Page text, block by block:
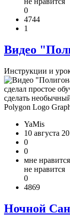
0
4744
1
Видео
Инструкции и
сделал простое
сделать
Polygon Logo
YaMis
10 августа
0
0
мне нравится
не нравится
0
4869
Ночной